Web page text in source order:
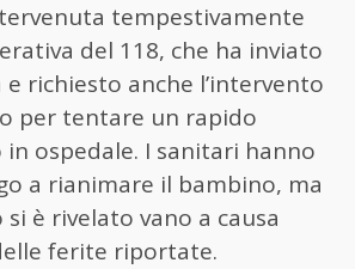
tempestivamente
del 118, che ha inviato
e richiesto anche l’intervento
per tentare un rapido
ospedale. I sanitari hanno
a rianimare il bambino, ma
è rivelato vano a causa
ferite riportate.